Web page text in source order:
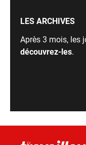
LES ARCHIVES
Après 3 mois, les
découvrez-les.